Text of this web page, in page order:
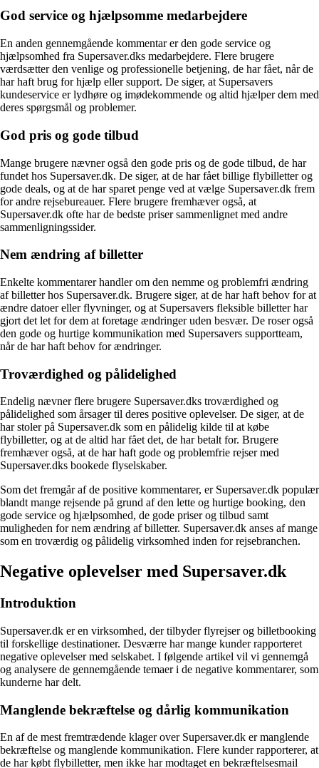
God service og hjælpsomme medarbejdere
En anden gennemgående kommentar er den gode service og
hjælpsomhed fra Supersaver.dks medarbejdere. Flere brugere
værdsætter den venlige og professionelle betjening, de har fået, når de
har haft brug for hjælp eller support. De siger, at Supersavers
kundeservice er lydhøre og imødekommende og altid hjælper dem med
deres spørgsmål og problemer.
God pris og gode tilbud
Mange brugere nævner også den gode pris og de gode tilbud, de har
fundet hos Supersaver.dk. De siger, at de har fået billige flybilletter og
gode deals, og at de har sparet penge ved at vælge Supersaver.dk frem
for andre rejsebureauer. Flere brugere fremhæver også, at
Supersaver.dk ofte har de bedste priser sammenlignet med andre
sammenligningssider.
Nem ændring af billetter
Enkelte kommentarer handler om den nemme og problemfri ændring
af billetter hos Supersaver.dk. Brugere siger, at de har haft behov for at
ændre datoer eller flyvninger, og at Supersavers fleksible billetter har
gjort det let for dem at foretage ændringer uden besvær. De roser også
den gode og hurtige kommunikation med Supersavers supportteam,
når de har haft behov for ændringer.
Troværdighed og pålidelighed
Endelig nævner flere brugere Supersaver.dks troværdighed og
pålidelighed som årsager til deres positive oplevelser. De siger, at de
har stoler på Supersaver.dk som en pålidelig kilde til at købe
flybilletter, og at de altid har fået det, de har betalt for. Brugere
fremhæver også, at de har haft gode og problemfrie rejser med
Supersaver.dks bookede flyselskaber.
Som det fremgår af de positive kommentarer, er Supersaver.dk populær
blandt mange rejsende på grund af den lette og hurtige booking, den
gode service og hjælpsomhed, de gode priser og tilbud samt
muligheden for nem ændring af billetter. Supersaver.dk anses af mange
som en troværdig og pålidelig virksomhed inden for rejsebranchen.
Negative oplevelser med Supersaver.dk
Introduktion
Supersaver.dk er en virksomhed, der tilbyder flyrejser og billetbooking
til forskellige destinationer. Desværre har mange kunder rapporteret
negative oplevelser med selskabet. I følgende artikel vil vi gennemgå
og analysere de gennemgående temaer i de negative kommentarer, som
kunderne har delt.
Manglende bekræftelse og dårlig kommunikation
En af de mest fremtrædende klager over Supersaver.dk er manglende
bekræftelse og manglende kommunikation. Flere kunder rapporterer, at
de har købt flybilletter, men ikke har modtaget en bekræftelsesmail